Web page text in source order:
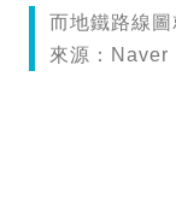
而地鐵路線
來源：Naver